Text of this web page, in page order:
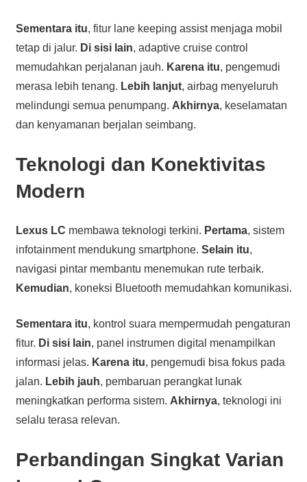
Sementara itu, fitur lane keeping assist menjaga mobil
tetap di jalur. Di sisi lain, adaptive cruise control
memudahkan perjalanan jauh. Karena itu, pengemudi
merasa lebih tenang. Lebih lanjut, airbag menyeluruh
melindungi semua penumpang. Akhirnya, keselamatan
dan kenyamanan berjalan seimbang.
Teknologi dan Konektivitas
Modern
Lexus LC membawa teknologi terkini. Pertama, sistem
infotainment mendukung smartphone. Selain itu,
navigasi pintar membantu menemukan rute terbaik.
Kemudian, koneksi Bluetooth memudahkan komunikasi.
Sementara itu, kontrol suara mempermudah pengaturan
fitur. Di sisi lain, panel instrumen digital menampilkan
informasi jelas. Karena itu, pengemudi bisa fokus pada
jalan. Lebih jauh, pembaruan perangkat lunak
meningkatkan performa sistem. Akhirnya, teknologi ini
selalu terasa relevan.
Perbandingan Singkat Varian